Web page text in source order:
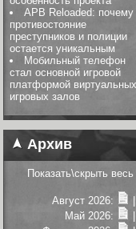
APB Reloaded: почему
противостояние
преступников и полиции
остается уникальным
Мобильный телефон
стал основной игровой
платформой виртуальных
игровых залов
Архив
Показать\скрыть весь
Август 2026:
Май 2026: